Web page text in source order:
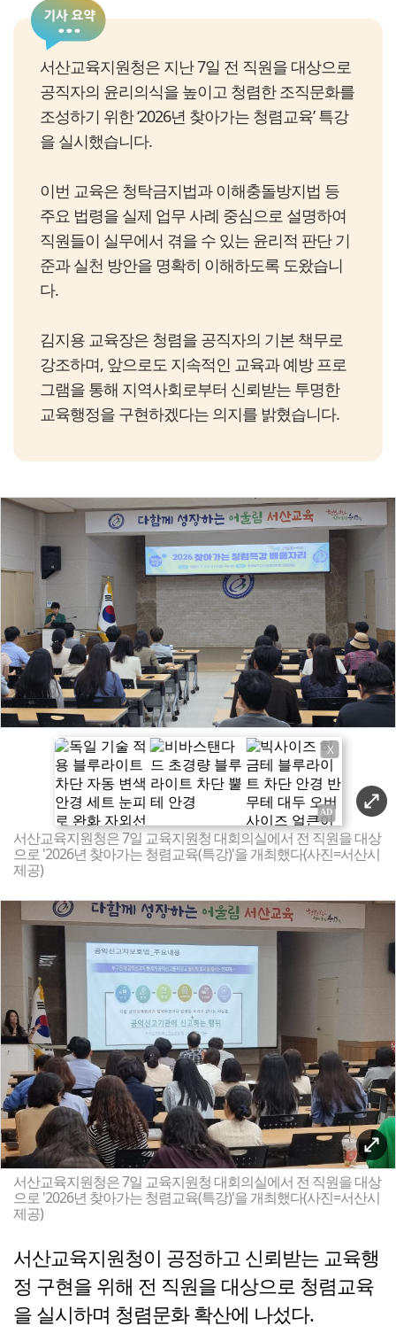
서산교육지원청은 지난 7일 전 직원을 대상으로
공직자의 윤리의식을 높이고 청렴한 조직문화를
조성하기 위한 ‘2026년 찾아가는 청렴교육’ 특강
을 실시했습니다.
이번 교육은 청탁금지법과 이해충돌방지법 등
주요 법령을 실제 업무 사례 중심으로 설명하여
직원들이 실무에서 겪을 수 있는 윤리적 판단 기
준과 실천 방안을 명확히 이해하도록 도왔습니
다.
김지용 교육장은 청렴을 공직자의 기본 책무로
강조하며, 앞으로도 지속적인 교육과 예방 프로
그램을 통해 지역사회로부터 신뢰받는 투명한
교육행정을 구현하겠다는 의지를 밝혔습니다.
X
서산교육지원청은 7일 교육지원청 대회의실에서 전 직원을 대상
으로 '2026년 찾아가는 청렴교육(특강)'을 개최했다(사진=서산시
제공)
서산교육지원청은 7일 교육지원청 대회의실에서 전 직원을 대상
으로 '2026년 찾아가는 청렴교육(특강)'을 개최했다(사진=서산시
제공)
서산교육지원청이 공정하고 신뢰받는 교육행
정 구현을 위해 전 직원을 대상으로 청렴교육
을 실시하며 청렴문화 확산에 나섰다.